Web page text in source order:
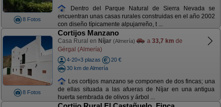
8 Fotos
Dentro del Parque Natural de Sierra Nevada se
encuentran unas casas rurales construidas en el año 2002
con diseño típicamente alpujarreño, t ...
8 Fotos
Cortijos Manzano
Casa Rural en Níjar (Almería) a 33,7 km de
Gérgal (Almería)
4-20+3 plazas
20 €
30 km de Almería
Los cortijos manzano se componen de dos fincas; una
de ellas situada a las afueras de Níjar en una antigua
huerta sembrada de olivos y árbol ...